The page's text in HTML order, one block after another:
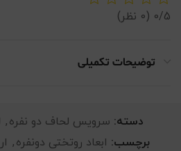
0/5 (0 نظر)
توضیحات تکمیلی
دسته: سرویس لحاف دو نفره,
برچسب: ابعاد روتختی دونفره,